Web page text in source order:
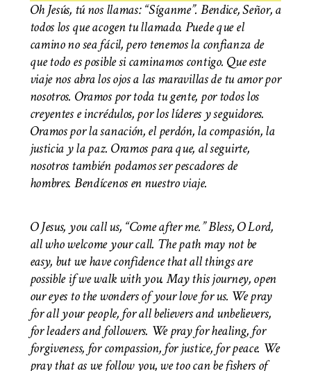
Oh Jesús, tú nos llamas: “Síganme”. Bendice, Señor, a
todos los que acogen tu llamado. Puede que el
camino no sea fácil, pero tenemos la confianza de
que todo es posible si caminamos contigo. Que este
viaje nos abra los ojos a las maravillas de tu amor por
nosotros. Oramos por toda tu gente, por todos los
creyentes e incrédulos, por los líderes y seguidores.
Oramos por la sanación, el perdón, la compasión, la
justicia y la paz. Oramos para que, al seguirte,
nosotros también podamos ser pescadores de
hombres. Bendícenos en nuestro viaje.
O Jesus, you call us, “Come after me.” Bless, O Lord,
all who welcome your call. The path may not be
easy, but we have confidence that all things are
possible if we walk with you. May this journey, open
our eyes to the wonders of your love for us. We pray
for all your people, for all believers and unbelievers,
for leaders and followers. We pray for healing, for
forgiveness, for compassion, for justice, for peace. We
pray that as we follow you, we too can be fishers of